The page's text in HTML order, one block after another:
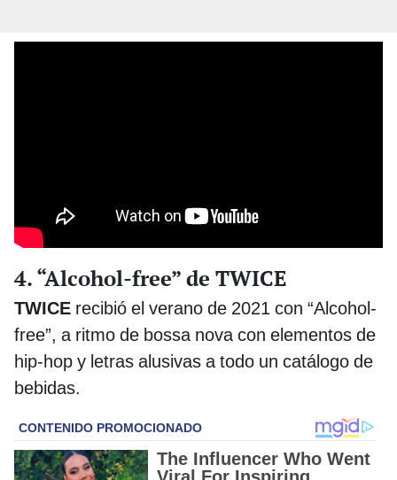
4. “Alcohol-free” de TWICE
TWICE recibió el verano de 2021 con “Alcohol-
free”, a ritmo de bossa nova con elementos de
hip-hop y letras alusivas a todo un catálogo de
bebidas.